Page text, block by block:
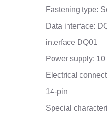
Fastening type:
Data interface:
interface DQ01
Power supply: 10
Electrical
14-pin
Special